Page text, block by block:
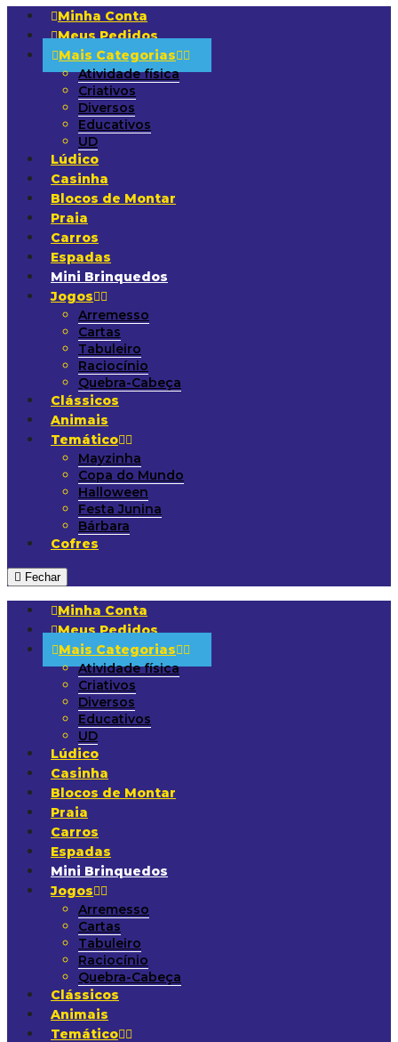
Minha Conta
Meus Pedidos
Mais Categorias
Atividade física
Criativos
Diversos
Educativos
UD
Lúdico
Casinha
Blocos de Montar
Praia
Carros
Espadas
Mini Brinquedos
Jogos
Arremesso
Cartas
Tabuleiro
Raciocínio
Quebra-Cabeça
Clássicos
Animais
Temático
Mayzinha
Copa do Mundo
Halloween
Festa Junina
Bárbara
Cofres
Fechar
Minha Conta
Meus Pedidos
Mais Categorias
Atividade física
Criativos
Diversos
Educativos
UD
Lúdico
Casinha
Blocos de Montar
Praia
Carros
Espadas
Mini Brinquedos
Jogos
Arremesso
Cartas
Tabuleiro
Raciocínio
Quebra-Cabeça
Clássicos
Animais
Temático